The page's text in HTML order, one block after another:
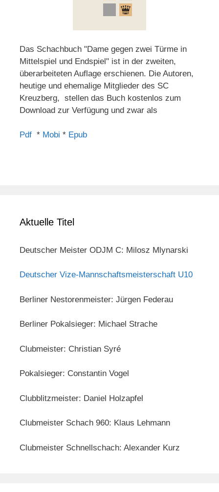
Das Schachbuch "Dame gegen zwei Türme in
Mittelspiel und Endspiel" ist in der zweiten,
überarbeiteten Auflage erschienen. Die Autoren,
heutige und ehemalige Mitglieder des SC
Kreuzberg, stellen das Buch kostenlos zum
Download zur Verfügung und zwar als
Pdf * Mobi * Epub
Aktuelle Titel
Deutscher Meister ODJM C: Milosz Mlynarski
Deutscher Vize-Mannschaftsmeisterschaft U10
Berliner Nestorenmeister: Jürgen Federau
Berliner Pokalsieger: Michael Strache
Clubmeister: Christian Syré
Pokalsieger: Constantin Vogel
Clubblitzmeister: Daniel Holzapfel
Clubmeister Schach 960: Klaus Lehmann
Clubmeister Schnellschach: Alexander Kurz